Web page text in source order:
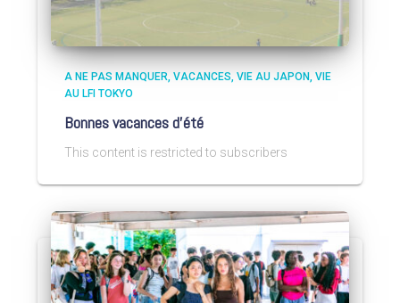
A NE PAS MANQUER VACANCES VIE AU JAPON VIE
AU LFI TOKYO
Bonnes vacances d’été
This content is restricted to subscribers